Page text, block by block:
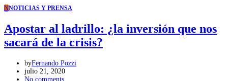
NNOTICIAS Y PRENSA
Apostar al ladrillo: ¿la inversión que nos
sacará de la crisis?
byFernando Pozzi
julio 21, 2020
No comments